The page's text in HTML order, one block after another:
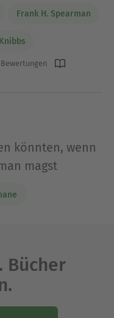
Frank H. Spearman
Bewertungen
könnten, wenn
magst
Bücher